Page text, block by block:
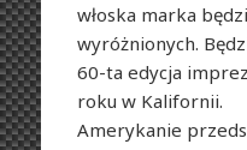
włoska marka
wyróżnionych.
60-ta edycja
roku w Kalifornii.
Amerykanie